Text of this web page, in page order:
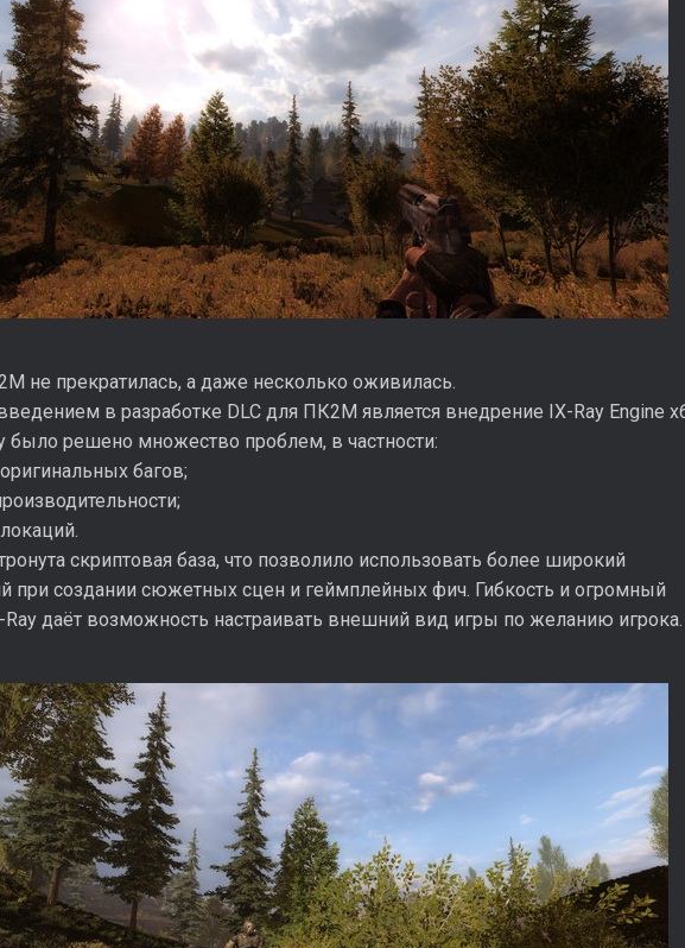
не прекратилась, а даже несколько оживилась.
в разработке DLC для ПК2М является внедрение IX-Ray Engine
было решено множество проблем, в частности:
багов;
скриптовая база, что позволило использовать более широкий
при создании сюжетных сцен и геймплейных фич. Гибкость и огромный
даёт возможность настраивать внешний вид игры по желанию игрока.